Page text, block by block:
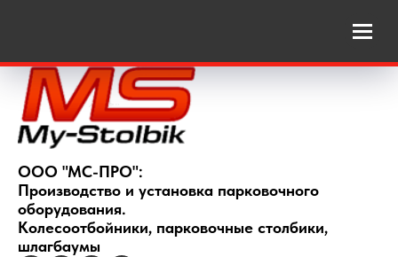
ООО "МС-ПРО":
Производство и установка парковочного
оборудования.
Колесоотбойники, парковочные столбики,
шлагбаумы